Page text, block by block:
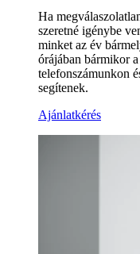
Ha
szeretné igénybe
minket az év
órájában bármikor a
telefonszámunkon
segítenek.
Ajánlatkérés